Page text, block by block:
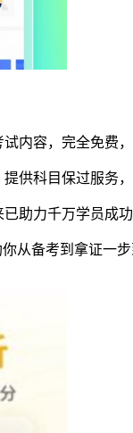
内容，完全免费
供科目保过服务
助力千万学员成
从备考到拿证一